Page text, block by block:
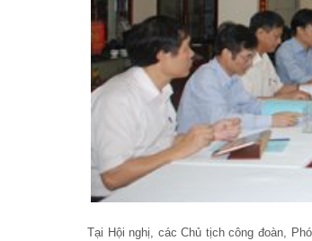
Tại Hội nghị, các Chủ tịch công đoàn,